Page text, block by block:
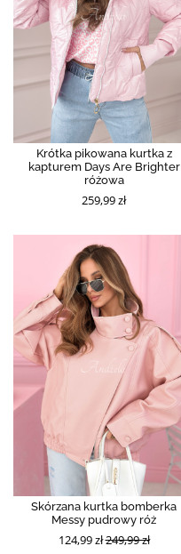
Krótka pikowana kurtka z
kapturem Days Are Brighter
różowa
259,99 zł
Skórzana kurtka bomberka
Messy pudrowy róż
124,99 zł249,99 zł